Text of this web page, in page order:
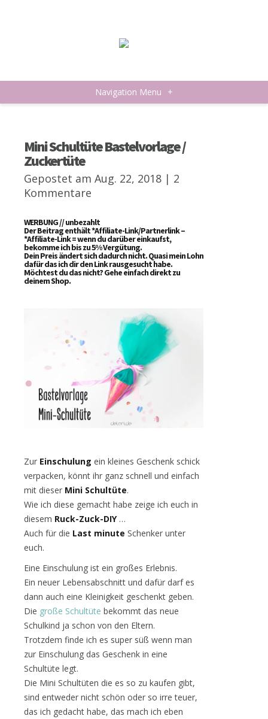
Navigation Menu +
Mini Schultüte Bastelvorlage /
Zuckertüte
Gepostet am Aug. 22, 2018 | 2
Kommentare
WERBUNG // unbezahlt
Der Beitrag enthält *Affiliate-Link/Partnerlink –
*Affiliate-Link = wenn du darüber einkaufst,
bekomme ich bis zu 5% Vergütung.
Dein Preis ändert sich dadurch nicht. Quasi mein Lohn
dafür das ich dir den Link rausgesucht habe.
Möchtest du das nicht? Gehe einfach direkt zu
deinem Shop.
Zur Einschulung ein kleines Geschenk schick
verpacken, könnt ihr ganz schnell und einfach
mit dieser Mini Schultüte.
Wie ich diese gemacht habe zeige ich euch in
diesem Ruck-Zuck-DIY…
Auch für die Last minute Schenker unter
euch.
Eine Einschulung ist ein großes Erlebnis.
Ein neuer Lebensabschnitt und dafür darf es
dann auch eine Kleinigkeit geschenkt geben.
Die große Schultüte bekommt das neue
Schulkind ja schon von den Eltern.
Trotzdem finde ich es super süß wenn man
zur Einschulung das Geschenk in eine
Schultüte legt.
Die Mini Schultüten die es so zu kaufen gibt,
sind entweder nicht schön oder so irre teuer,
das ich gedacht habe, das mach ich eben